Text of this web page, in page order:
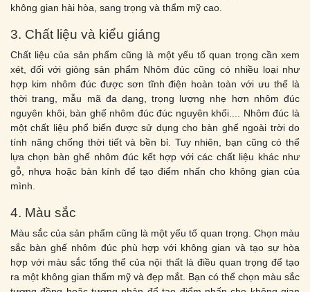
không gian hài hòa, sang trọng và thẩm mỹ cao.
3. Chất liệu và kiểu giáng
Chất liệu của sản phẩm cũng là một yếu tố quan trọng cần xem
xét, đối với giòng sản phẩm Nhôm đúc cũng có nhiều loại như
hợp kim nhôm đúc được sơn tĩnh điện hoàn toàn với ưu thế là
thời trang, mẫu mã đa dạng, trọng lượng nhẹ hơn nhôm đúc
nguyên khôi, bàn ghế nhôm đúc đúc nguyên khối.... Nhôm đúc là
một chất liệu phổ biến được sử dụng cho bàn ghế ngoài trời do
tính năng chống thời tiết và bền bỉ. Tuy nhiên, bạn cũng có thể
lựa chọn bàn ghế nhôm đúc kết hợp với các chất liệu khác như
gỗ, nhựa hoặc bàn kính để tạo điểm nhấn cho không gian của
mình.
4. Màu sắc
Màu sắc của sản phẩm cũng là một yếu tố quan trọng. Chọn màu
sắc bàn ghế nhôm đúc phù hợp với không gian và tạo sự hòa
hợp với màu sắc tổng thể của nội thất là điều quan trọng để tạo
ra một không gian thẩm mỹ và đẹp mắt. Bạn có thể chọn màu sắc